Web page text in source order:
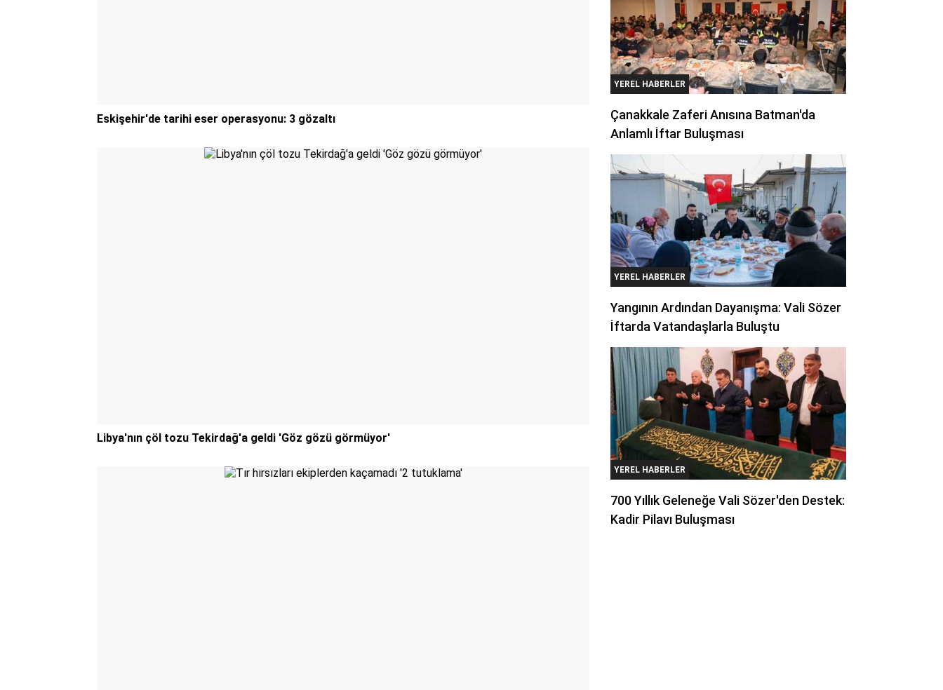
Eskişehir'de tarihi eser operasyonu: 3 gözaltı
Libya'nın çöl tozu Tekirdağ'a geldi 'Göz gözü görmüyor'
YEREL HABERLER
Çanakkale Zaferi Anısına Batman'da
Anlamlı İftar Buluşması
YEREL HABERLER
Yangının Ardından Dayanışma: Vali Sözer
İftarda Vatandaşlarla Buluştu
YEREL HABERLER
700 Yıllık Geleneğe Vali Sözer'den Destek:
Kadir Pilavı Buluşması